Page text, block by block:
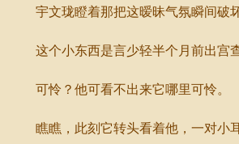
宇文珑瞪着那把这暧昧气氛瞬间破坏
这个小东西是言少轻半个月前出宫查
可怜？他可看不出来它哪里可怜。
瞧瞧，此刻它转头看着他，一对小耳